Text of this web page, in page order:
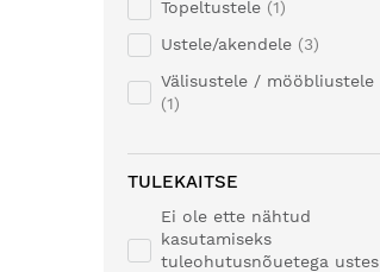
Topeltustele
1
Ustele/akendele
3
Välisustele / mööbliustele
1
TULEKAITSE
Ei ole ette nähtud
kasutamiseks
tuleohutusnõuetega ustes